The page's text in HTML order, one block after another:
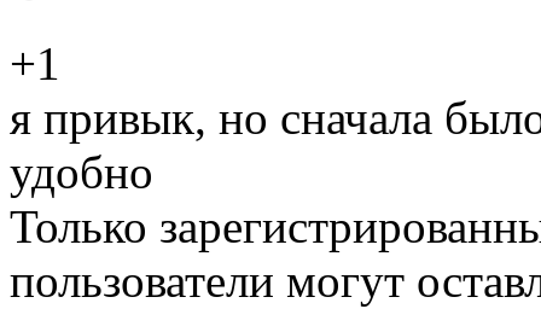
+1
я привык, но сначала
удобно
Только
пользователи могут